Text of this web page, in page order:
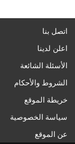
اتصل بنا
اعلن لدينا
الأسئلة الشائعة
الشروط والأحكام
خريطة الموقع
سياسة الخصوصية
عن الموقع